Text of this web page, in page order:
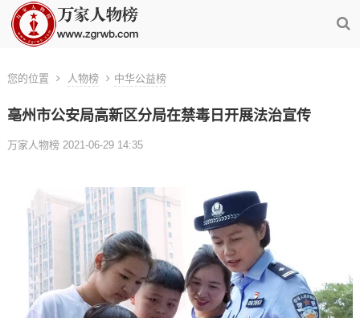
您的位置 人物榜 中华公益榜
亳州市公安局高新区分局在禁毒日开展法治宣传
万家人物榜 2021-06-29 14:35